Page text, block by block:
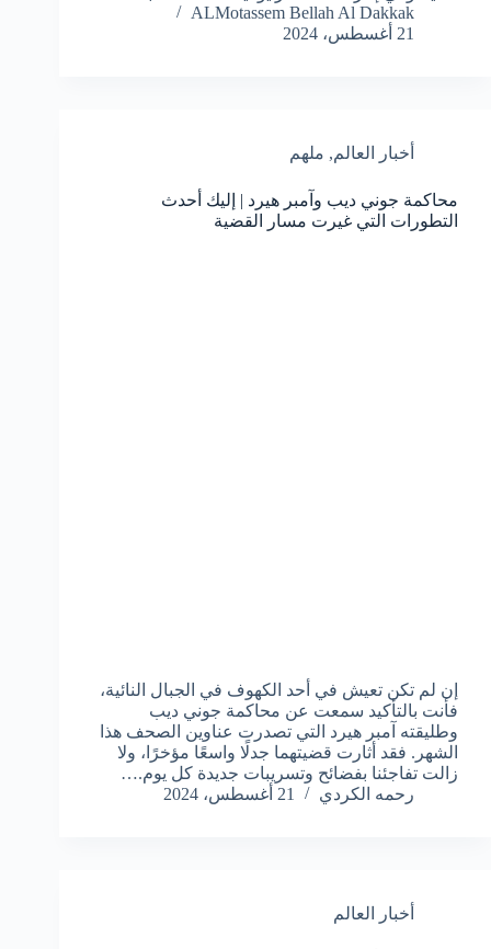
ALMotassem Bellah Al Dakkak
21 أغسطس، 2024
أخبار العالم, ملهم
محاكمة جوني ديب وآمبر هيرد | إليك أحدث
التطورات التي غيرت مسار القضية
إن لم تكن تعيش في أحد الكهوف في الجبال النائية،
فأنت بالتأكيد سمعت عن محاكمة جوني ديب
وطليقته آمبر هيرد التي تصدرت عناوين الصحف هذا
الشهر. فقد أثارت قضيتهما جدلًا واسعًا مؤخرًا، ولا
زالت تفاجئنا بفضائح وتسريبات جديدة كل يوم.…
رحمه الكردي
21 أغسطس، 2024
أخبار العالم